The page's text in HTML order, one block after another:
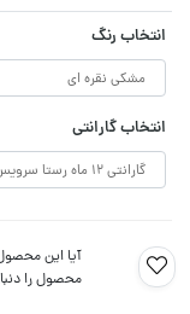
انتخاب رنگ
انتخاب گارانتی
آیا این
محصول را